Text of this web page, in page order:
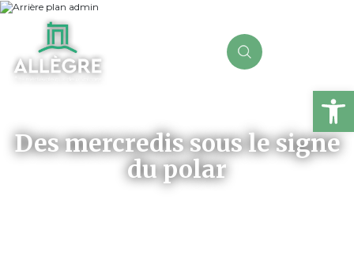
Des mercredis sous le signe
du polar